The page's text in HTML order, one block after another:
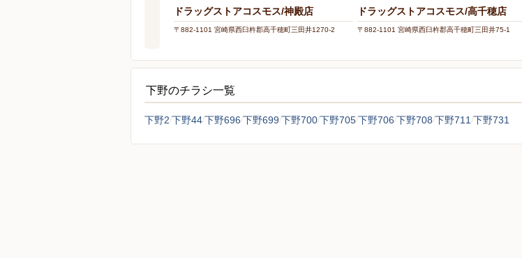
ドラッグストアコスモス/神殿店
〒882-1101 宮崎県西臼杵郡高千穂町三田井1270-2
ドラッグストアコスモス/高千穂店
〒882-1101 宮崎県西臼杵郡高千穂町三田井75-1
下野のチラシ一覧
下野2 下野44下野696 下野699 下野700下野705下野706 下野708 下野711 下野731